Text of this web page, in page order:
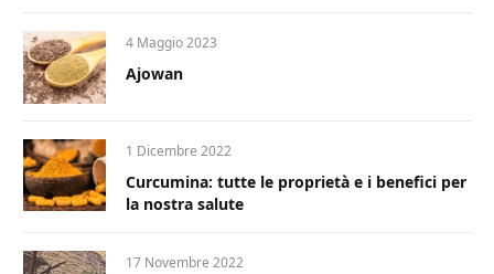
4 Maggio 2023
Ajowan
1 Dicembre 2022
Curcumina: tutte le proprietà e i benefici per
la nostra salute
17 Novembre 2022